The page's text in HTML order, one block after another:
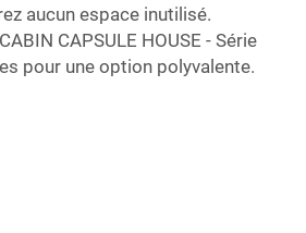
aucun espace inutilisé.
CAPSULE HOUSE - Série
pour une option polyvalente.